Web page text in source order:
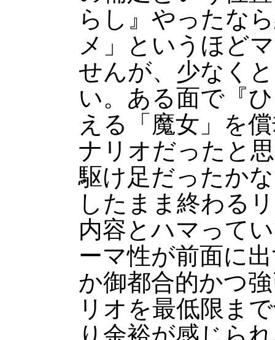
らし』やったな
メ」というほど
せんが、少なく
い。ある面で『
える「魔女」を
ナリオだったと
駆け足だったか
したまま終わる
内容とハマって
ーマ性が前面に
か御都合的かつ
リオを最低限ま